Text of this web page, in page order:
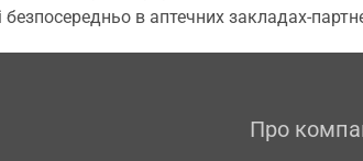
безпосередньо в аптечних закладах-
Про